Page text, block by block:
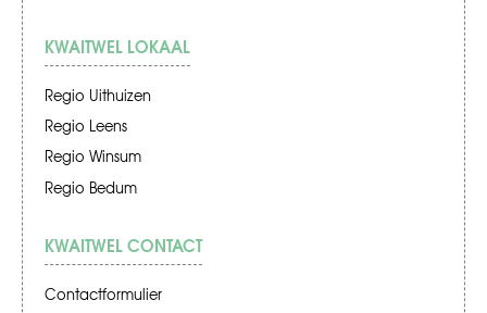
KWAITWEL LOKAAL
Regio Uithuizen
Regio Leens
Regio Winsum
Regio Bedum
KWAITWEL CONTACT
Contactformulier